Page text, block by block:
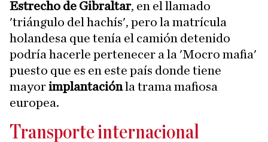
Estrecho de Gibraltar, en el llamado
'triángulo del hachís', pero la matrícula
holandesa que tenía el camión detenido
podría hacerle pertenecer a la 'Mocro mafia'
puesto que es en este país donde tiene
mayorimplantaciónla trama mafiosa
europea.
Transporte internacional